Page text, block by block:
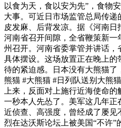
以食为天，食以安为先”，食物
大事。可近日市场监管总局传
皮发麻、后背发凉。据《河南日
河南省召开间隙，全省鞭策新
州召开。河南省委掌管并讲话
具体摆设。这场放置正在晚上
待的紧迫感。日本没有大熊猫
熊猫 #大熊猫 #日列队送别大熊
上来，反面对上施行近海使命
一秒本人先怂了。美军这几年
近侦查、高强度，曾经成了屡见
烈在达沃斯论坛上被美国“不许”